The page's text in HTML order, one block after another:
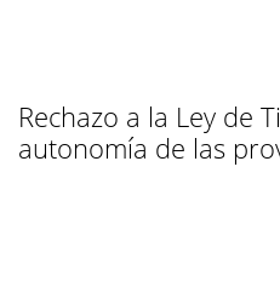
Rechazo a la Ley de
autonomía de las